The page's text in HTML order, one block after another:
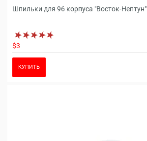
Шпильки для 96 корпуса "Восток-Нептун"
$3
КУПИТЬ